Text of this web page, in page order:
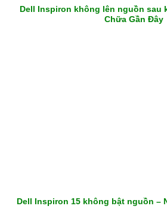
Dell Inspiron không lên nguồn sau
Chữa Gần Đây
Dell Inspiron 15 không bật nguồn –